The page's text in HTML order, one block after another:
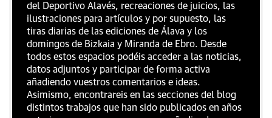
del Deportivo Alavés, recreaciones de juicios, las
ilustraciones para artículos y por supuesto, las
tiras diarias de las ediciones de Álava y los
domingos de Bizkaia y Miranda de Ebro. Desde
todos estos espacios podéis acceder a las noticias,
datos adjuntos y participar de forma activa
añadiendo vuestros comentarios e ideas.
Asimismo, encontrareis en las secciones del blog
distintos trabajos que han sido publicados en años